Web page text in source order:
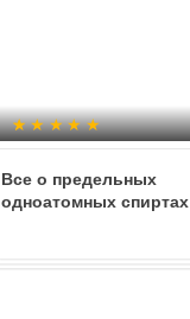
Все о предельных
одноатомных спиртах